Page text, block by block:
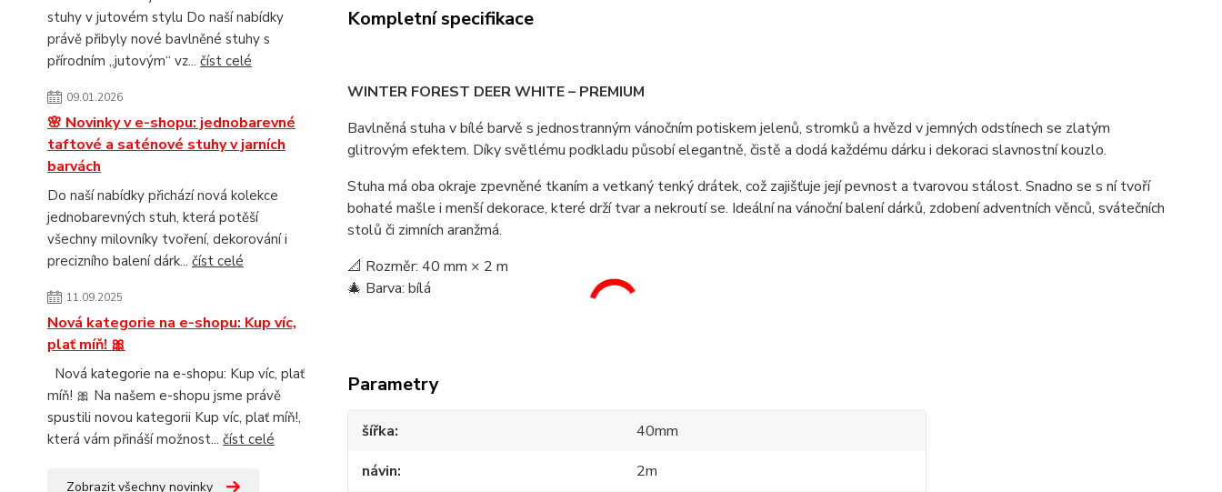
stuhy v jutovém stylu Do naší nabídky
právě přibyly nové bavlněné stuhy s
přírodním „jutovým“ vz... číst celé
09.01.2026
🌸 Novinky v e-shopu: jednobarevné
taftové a saténové stuhy v jarních
barvách
Do naší nabídky přichází nová kolekce
jednobarevných stuh, která potěší
všechny milovníky tvoření, dekorování i
precizního balení dárk... číst celé
11.09.2025
Nová kategorie na e-shopu: Kup víc,
plať míň! 🎀
Nová kategorie na e-shopu: Kup víc, plať
míň! 🎀 Na našem e-shopu jsme právě
spustili novou kategorii Kup víc, plať míň!,
která vám přináší možnost... číst celé
Zobrazit všechny novinky
Kompletní specifikace
WINTER FOREST DEER WHITE – PREMIUM
Bavlněná stuha v bílé barvě s jednostranným vánočním potiskem jelenů, stromků a hvězd v jemných odstínech se zlatým
glitrovým efektem. Díky světlému podkladu působí elegantně, čistě a dodá každému dárku i dekoraci slavnostní kouzlo.
Stuha má oba okraje zpevněné tkaním a vetkaný tenký drátek, což zajišťuje její pevnost a tvarovou stálost. Snadno se s ní tvoří
bohaté mašle i menší dekorace, které drží tvar a nekroutí se. Ideální na vánoční balení dárků, zdobení adventních věnců, svátečních
stolů či zimních aranžmá.
📐 Rozměr: 40 mm × 2 m
🎄 Barva: bílá
Parametry
šířka
40mm
návin
2m